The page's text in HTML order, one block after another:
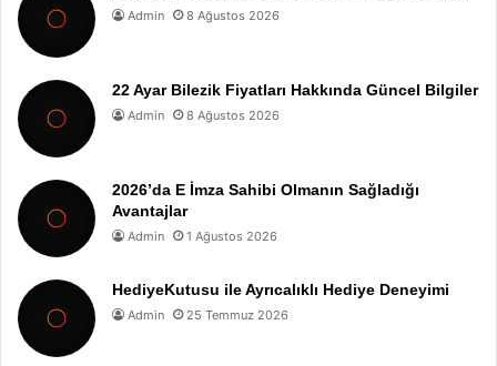
Admin 8 Ağustos 2026
22 Ayar Bilezik Fiyatları Hakkında Güncel Bilgiler
Admin 8 Ağustos 2026
2026’da E İmza Sahibi Olmanın Sağladığı
Avantajlar
Admin 1 Ağustos 2026
HediyeKutusu ile Ayrıcalıklı Hediye Deneyimi
Admin 25 Temmuz 2026